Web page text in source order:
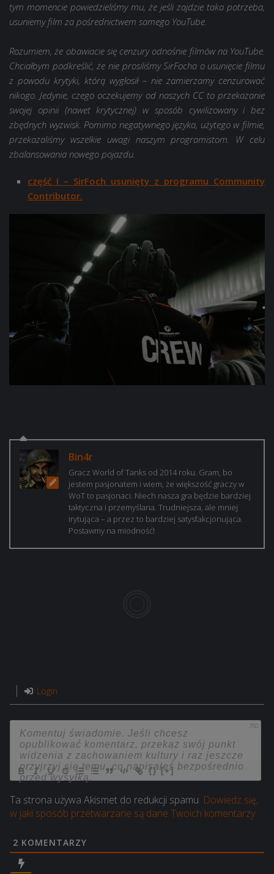
tym momencie powiedzieliśmy mu, że jeśli zajdzie taka potrzeba,
usuniemy film za pośrednictwem samego YouTube.
Rozumiem, że obawiacie się cenzury odnośnie filmów na YouTube.
Chciałbym podkreślić, że nie prosiliśmy SirFocha o usunięcie filmu
z powodu krytyki, którą wygłosił – nie zamierzamy cenzurować
nikogo. Jedynie, czego oczekujemy od naszych CC to przekazanie
swojej opinii (nawet krytycznej) w sposób cywilizowany i bez
zbędnych wyzwisk. Pomimo negatywnego języka, użytego w filmie,
przekazaliśmy wszelkie uwagi naszym programistom. W celu
zbalansowania nowego pojazdu.
część I – SirFoch usunięty z programu Community
Contributor.
Bin4r
Gracz World of Tanks od 2014 roku. Gram, bo
jestem pasjonatem i wiem, że większość graczy w
WoT to pasjonaci. Niech nasza gra będzie bardziej
taktyczna i przemyślana. Trudniejsza, ale mniej
irytująca – a przez to bardziej satysfakcjonująca.
Postawmy na miodność!
Login
750
{} [+]
Ta strona używa Akismet do redukcji spamu. Dowiedz się,
w jaki sposób przetwarzane są dane Twoich komentarzy.
2 KOMENTARZY